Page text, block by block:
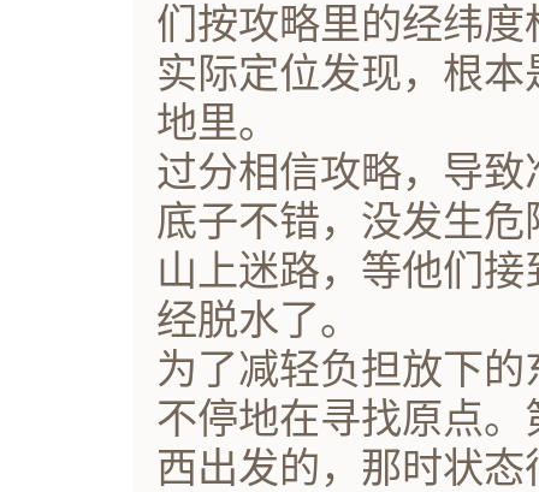
们按攻略里的经纬
实际定位发现，根
地里。
过分相信攻略，导
底子不错，没发生
山上迷路，等他们
经脱水了。
为了减轻负担放下
不停地在寻找原点
西出发的，那时状